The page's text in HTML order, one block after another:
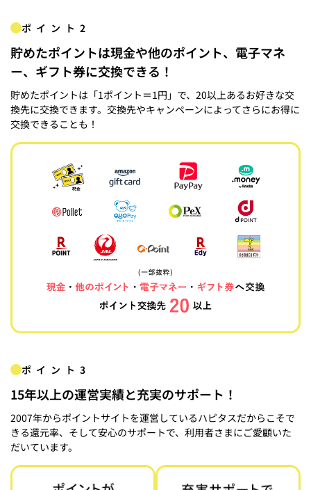
ポイント2
貯めたポイントは現金や他のポイント、電子マネ
ー、ギフト券に交換できる！
貯めたポイントは「1ポイント＝1円」で、20以上あるお好きな交
換先に交換できます。交換先やキャンペーンによってさらにお得に
交換できることも！
ポイント3
15年以上の運営実績と充実のサポート！
2007年からポイントサイトを運営しているハピタスだからこそで
きる還元率、そして安心のサポートで、利用者さまにご愛顧いた
だいています。